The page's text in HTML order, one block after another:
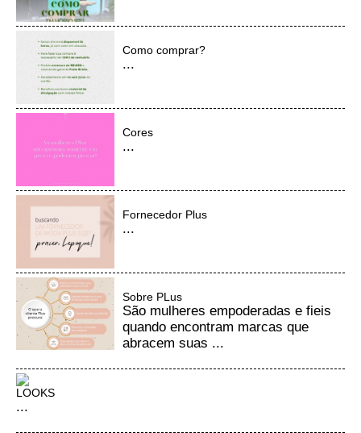
Como comprar?
...
Cores
...
Fornecedor Plus
...
Sobre PLus
São mulheres empoderadas e fieis
quando encontram marcas que
abracem suas ...
LOOKS
...